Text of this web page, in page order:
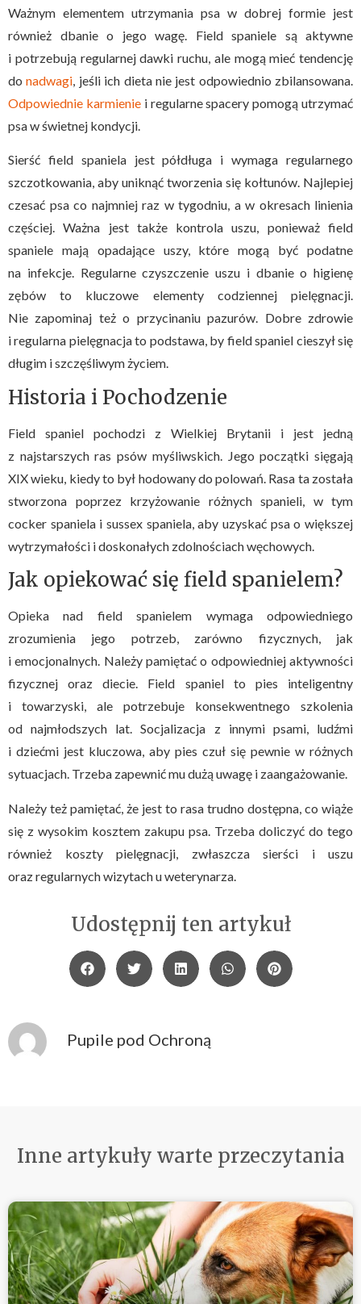
Ważnym elementem utrzymania psa w dobrej formie jest
również dbanie o jego wagę. Field spaniele są aktywne
i potrzebują regularnej dawki ruchu, ale mogą mieć tendencję
donadwagi, jeśli ich dieta nie jest odpowiednio zbilansowana.
Odpowiednie karmieniei regularne spacery pomogą utrzymać
psa w świetnej kondycji.
Sierść field spaniela jest półdługa i wymaga regularnego
szczotkowania, aby uniknąć tworzenia się kołtunów. Najlepiej
czesać psa co najmniej raz w tygodniu, a w okresach linienia
częściej. Ważna jest także kontrola uszu, ponieważ field
spaniele mają opadające uszy, które mogą być podatne
na infekcje. Regularne czyszczenie uszu i dbanie o higienę
zębów to kluczowe elementy codziennej pielęgnacji.
Nie zapominaj też o przycinaniu pazurów. Dobre zdrowie
i regularna pielęgnacja to podstawa, by field spaniel cieszył się
długim i szczęśliwym życiem.
Historia i Pochodzenie
Field spaniel pochodzi z Wielkiej Brytanii i jest jedną
z najstarszych ras psów myśliwskich. Jego początki sięgają
XIX wieku, kiedy to był hodowany do polowań. Rasa ta została
stworzona poprzez krzyżowanie różnych spanieli, w tym
cocker spaniela i sussex spaniela, aby uzyskać psa o większej
wytrzymałości i doskonałych zdolnościach węchowych.
Jak opiekować się field spanielem?
Opieka nad field spanielem wymaga odpowiedniego
zrozumienia jego potrzeb, zarówno fizycznych, jak
i emocjonalnych. Należy pamiętać o odpowiedniej aktywności
fizycznej oraz diecie. Field spaniel to pies inteligentny
i towarzyski, ale potrzebuje konsekwentnego szkolenia
od najmłodszych lat. Socjalizacja z innymi psami, ludźmi
i dziećmi jest kluczowa, aby pies czuł się pewnie w różnych
sytuacjach. Trzeba zapewnić mu dużą uwagę i zaangażowanie.
Należy też pamiętać, że jest to rasa trudno dostępna, co wiąże
się z wysokim kosztem zakupu psa. Trzeba doliczyć do tego
również koszty pielęgnacji, zwłaszcza sierści i uszu
oraz regularnych wizytach u weterynarza.
Udostępnij ten artykuł
Pupile pod Ochroną
Inne artykuły warte przeczytania